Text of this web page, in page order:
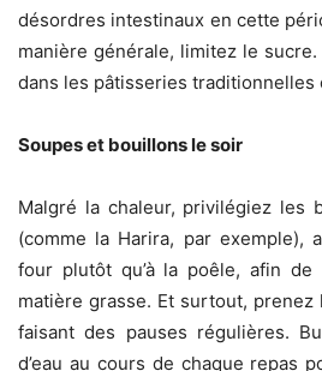
désordres intestinaux en cette
manière générale, limitez le
dans les pâtisseries traditionnelles
Soupes et bouillons le soir
Malgré la chaleur, privilégiez les
(comme la Harira, par exemple),
four plutôt qu’à la poêle, afin
matière grasse. Et surtout,
faisant des pauses régulières.
d’eau au cours de chaque repas